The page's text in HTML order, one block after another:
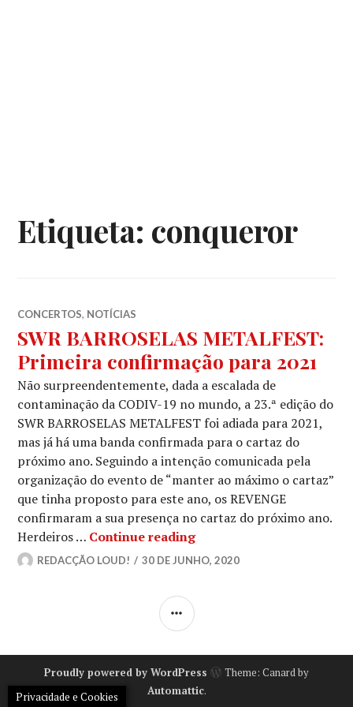
Etiqueta: conqueror
CONCERTOS, NOTÍCIAS
SWR BARROSELAS METALFEST:
Primeira confirmação para 2021
Não surpreendentemente, dada a escalada de
contaminação da CODIV-19 no mundo, a 23.ª edição do
SWR BARROSELAS METALFEST foi adiada para 2021,
mas já há uma banda confirmada para o cartaz do
próximo ano. Seguindo a intenção comunicada pela
organização do evento de “manter ao máximo o cartaz”
que tinha proposto para este ano, os REVENGE
confirmaram a sua presença no cartaz do próximo ano.
Herdeiros … Continue readingSWR BARROSELAS
REDACÇÃO LOUD! 30 DE JUNHO, 2020
SIDEBAR
Proudly powered by WordPress
Theme: Canard by
Automattic.
Privacidade e Cookies